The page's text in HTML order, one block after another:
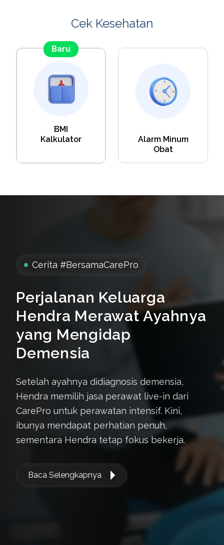
Cek Kesehatan
BMI
Kalkulator
Baru
Alarm Minum
Obat
Cerita #BersamaCarePro
Perjalanan Keluarga
Hendra Merawat Ayahnya
yang Mengidap
Demensia
Setelah ayahnya didiagnosis demensia,
Hendra memilih jasa perawat live-in dari
CarePro untuk perawatan intensif. Kini,
ibunya mendapat perhatian penuh,
sementara Hendra tetap fokus bekerja.
Baca Selengkapnya